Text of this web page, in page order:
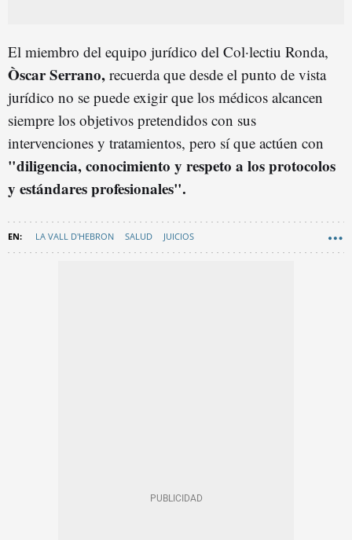
El miembro del equipo jurídico del Col·lectiu Ronda,
Òscar Serrano, recuerda que desde el punto de vista
jurídico no se puede exigir que los médicos alcancen
siempre los objetivos pretendidos con sus
intervenciones y tratamientos, pero sí que actúen con
"diligencia, conocimiento y respeto a los protocolos
y estándares profesionales".
LA VALL D'HEBRON SALUD JUICIOS